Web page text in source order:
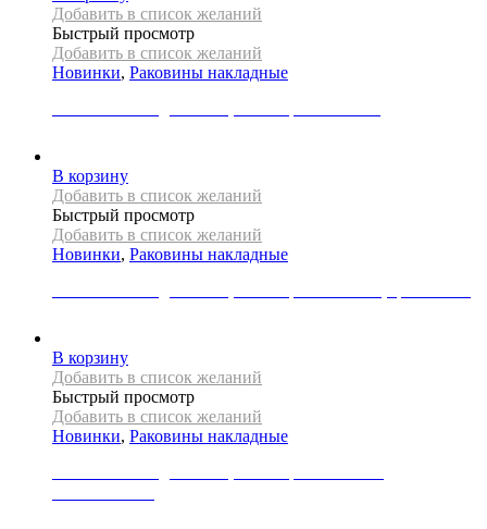
Добавить в список желаний
Быстрый просмотр
Добавить в список желаний
Новинки, Раковины накладные
В корзину
Добавить в список желаний
Быстрый просмотр
Добавить в список желаний
Новинки, Раковины накладные
В корзину
Добавить в список желаний
Быстрый просмотр
Добавить в список желаний
Новинки, Раковины накладные